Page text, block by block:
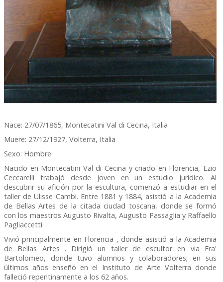
Nace: 27/07/1865, Montecatini Val di Cecina, Italia
Muere: 27/12/1927, Volterra, Italia
Sexo: Hombre
Nacido en Montecatini Val di Cecina y criado en Florencia, Ezio
Ceccarelli trabajó desde joven en un estudio jurídico. Al
descubrir su afición por la escultura, comenzó a estudiar en el
taller de Ulisse Cambi. Entre 1881 y 1884, asistió a la Academia
de Bellas Artes de la citada ciudad toscana, donde se formó
con los maestros Augusto Rivalta, Augusto Passaglia y Raffaello
Pagliaccetti.
Vivió principalmente en Florencia , donde asistió a la Academia
de Bellas Artes . Dirigió un taller de escultor en via Fra'
Bartolomeo, donde tuvo alumnos y colaboradores; en sus
últimos años enseñó en el Instituto de Arte Volterra donde
falleció repentinamente a los 62 años.